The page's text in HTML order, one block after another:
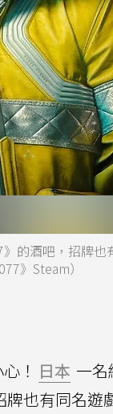
的酒吧，招牌
》Steam）
！ 日本 一名
牌也有同名遊